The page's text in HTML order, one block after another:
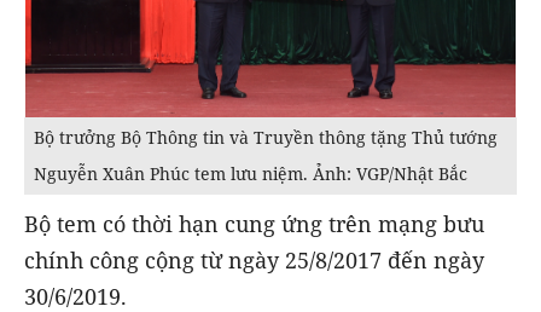
Bộ trưởng Bộ Thông tin và Truyền thông tặng Thủ tướng
Nguyễn Xuân Phúc tem lưu niệm. Ảnh: VGP/Nhật Bắc
Bộ tem có thời hạn cung ứng trên mạng bưu
chính công cộng từ ngày 25/8/2017 đến ngày
30/6/2019.